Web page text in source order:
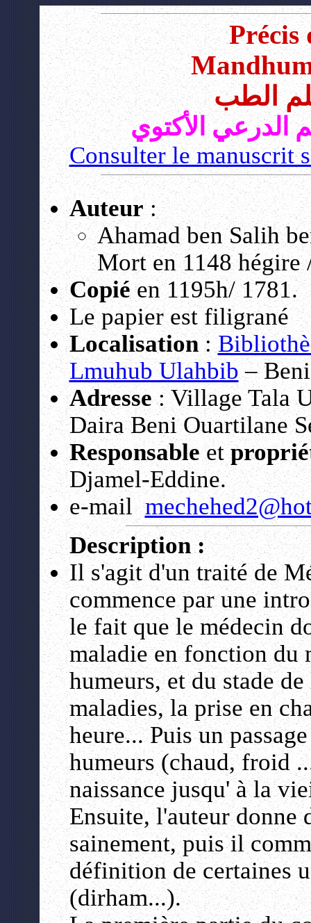
Précis
الطب
الدرعي الأكتوي
Consulter le manuscrit
Auteur:
Ahamad ben Salih
Mort en 1148 hégire
Copiéen 1195h/ 1781.
Le papier est filigrané
Localisation:
Lmuhub Ulahbib–
Adresse: Village Tala
Daira Beni Ouartilane
Responsableet
Djamel-Eddine.
e-mail
Description :
Il s'agit d'un traité de
commence par une
le fait que le médecin
maladie en fonction du
humeurs, et du stade
maladies, la prise en
heure... Puis un
humeurs (chaud, froid
naissance jusqu' à la
Ensuite, l'auteur donne
sainement, puis il
définition de certaines
(dirham...).